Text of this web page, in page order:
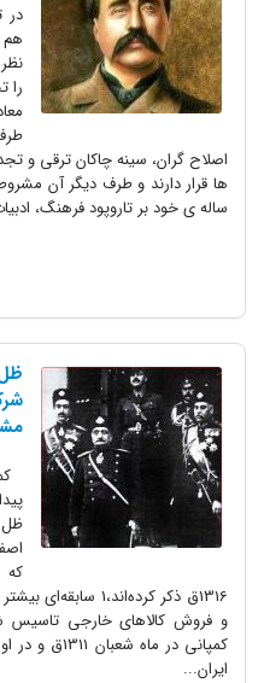
در
هم
را
اصلاح گران، سینه چاکان ترقى و
ها قرار دارند و طرف دیگر آن
ساله ى خود بر تاروپود فرهنگ،
که
1316ق ذکر کرده‌اند،1
و فروش کالاهای خارجی تاسیس
کمپانی در ماه
ایران...